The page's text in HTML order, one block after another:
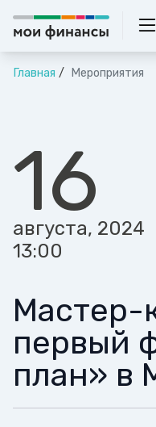
Главная Мероприятия
16
августа, 2024
13:00
Мастер-
первый
план» в